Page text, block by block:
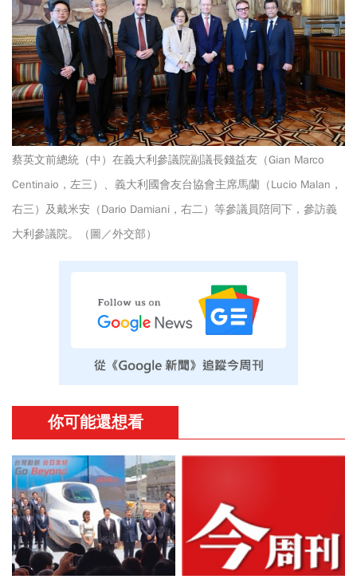
蔡英文前總統（中）在義大利參議院副議長錢益友（Gian Marco
Centinaio，左三）、義大利國會友台協會主席馬蘭（Lucio Malan，
右三）及戴米安（Dario Damiani，右二）等參議員陪同下，參訪義
大利參議院。（圖／外交部）